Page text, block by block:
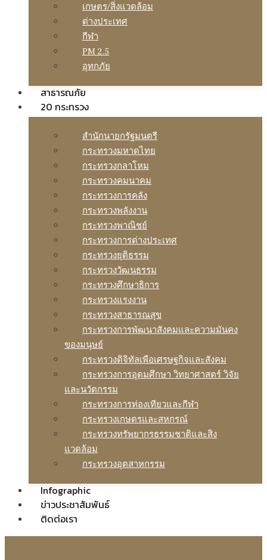
เกษตร/สิ่งแวดล้อม
ต่างประเทศ
กีฬา
PM 2.5
อุทกภัย
สาธารณภัย
20 กระทรวง
สํานักนายกรัฐมนตรี
กระทรวงมหาดไทย
กระทรวงกลาโหม
กระทรวงคมนาคม
กระทรวงการคลัง
กระทรวงพลังงาน
กระทรวงพาณิชย์
กระทรวงการต่างประเทศ
กระทรวงยุติธรรม
กระทรวงวัฒนธรรม
กระทรวงศึกษาธิการ
กระทรวงแรงงาน
กระทรวงสาธารณสุข
กระทรวงการพัฒนาสังคมและความมันคง
ของมนุษย์
กระทรวงดิจิทัลเพือเศรษฐกิจและสังคม
กระทรวงการอุดมศึกษา วิทยาศาสตร์ วิจัย
และนวัตกรรม
กระทรวงการท่องเทียวและกีฬา
กระทรวงเกษตรและสหกรณ์
กระทรวงทรัพยากรธรรมชาติและสิง
แวดล้อม
กระทรวงอุตสาหกรรม
Infographic
ข่าวประชาสัมพันธ์
ติดต่อเรา